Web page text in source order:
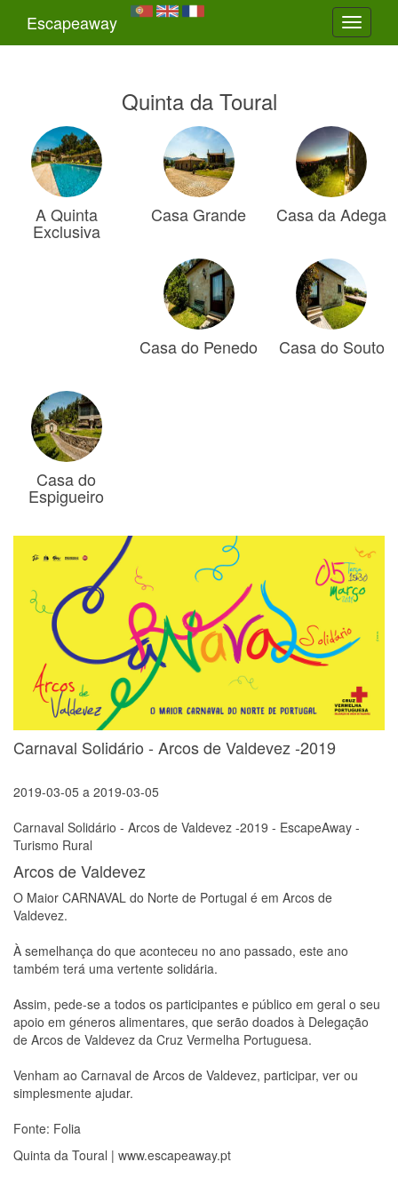
Toggle
Escapeaway
Quinta da Toural
A Quinta
Exclusiva
Casa Grande Casa da Adega
Casa do Penedo Casa do Souto
Casa do
Espigueiro
Carnaval Solidário - Arcos de Valdevez -2019
2019-03-05 a 2019-03-05
Carnaval Solidário - Arcos de Valdevez -2019 - EscapeAway -
Turismo Rural
Arcos de Valdevez
O Maior CARNAVAL do Norte de Portugal é em Arcos de
Valdevez.
À semelhança do que aconteceu no ano passado, este ano
também terá uma vertente solidária.
Assim, pede-se a todos os participantes e público em geral o seu
apoio em géneros alimentares, que serão doados à Delegação
de Arcos de Valdevez da Cruz Vermelha Portuguesa.
Venham ao Carnaval de Arcos de Valdevez, participar, ver ou
simplesmente ajudar.
Fonte: Folia
Quinta da Toural | www.escapeaway.pt